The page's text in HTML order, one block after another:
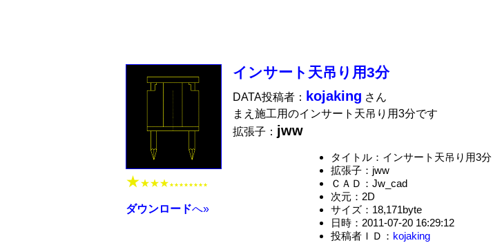
★★★★ ★★★★★★★★
ダウンロードへ»
インサート天吊り用3分
DATA投稿者： kojaking さん
まえ施工用のインサート天吊り用3分です
拡張子： jww
タイトル：インサート天吊り用3分
拡張子：jww
ＣＡＤ：Jw_cad
次元：2D
サイズ：18,171byte
日時：2011-07-20 16:29:12
投稿者ＩＤ： kojaking